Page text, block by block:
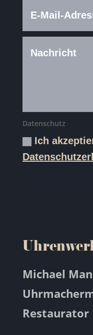
Datenschutz
Ich
Michael
Restaurator